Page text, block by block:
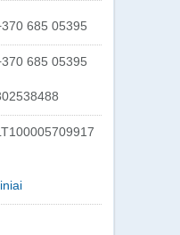
685 05395
685 05395